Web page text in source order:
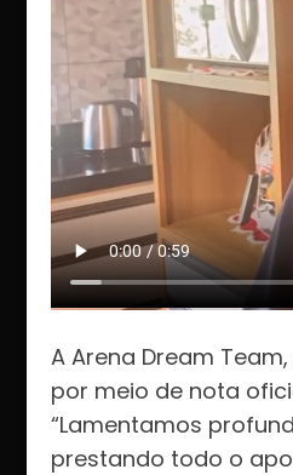
A Arena Dream
por meio de nota
“Lamentamos
prestando todo o